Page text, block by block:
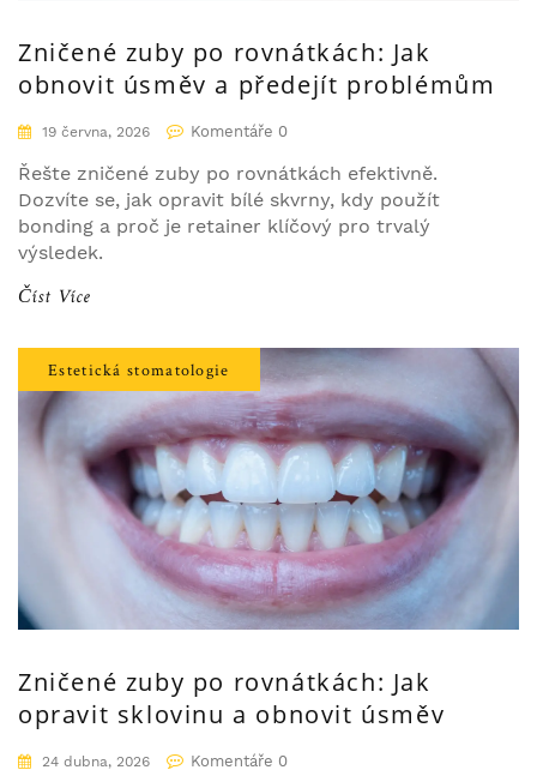
Zničené zuby po rovnátkách: Jak
obnovit úsměv a předejít problémům
19 června, 2026 Komentáře 0
Řešte zničené zuby po rovnátkách efektivně.
Dozvíte se, jak opravit bílé skvrny, kdy použít
bonding a proč je retainer klíčový pro trvalý
výsledek.
Číst Více
Estetická stomatologie
Zničené zuby po rovnátkách: Jak
opravit sklovinu a obnovit úsměv
24 dubna, 2026 Komentáře 0